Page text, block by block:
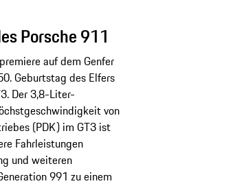
Porsche 911
auf dem Genfer
Geburtstag des Elfers
Der 3,8-Liter-
von
(PDK) im GT3 ist
Fahrleistungen
und weiteren
991 zu einem